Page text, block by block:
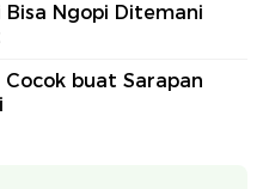
Ngopi Ditemani
buat Sarapan